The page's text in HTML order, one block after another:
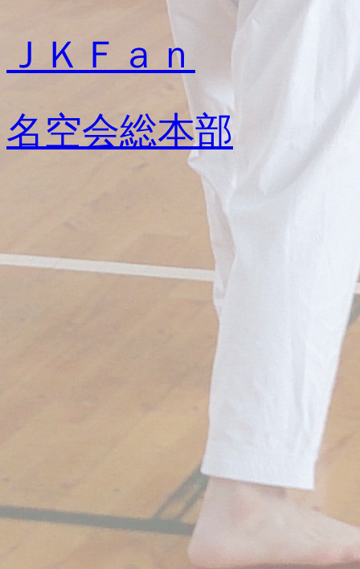
ＪＫＦａｎ
名空会総本部